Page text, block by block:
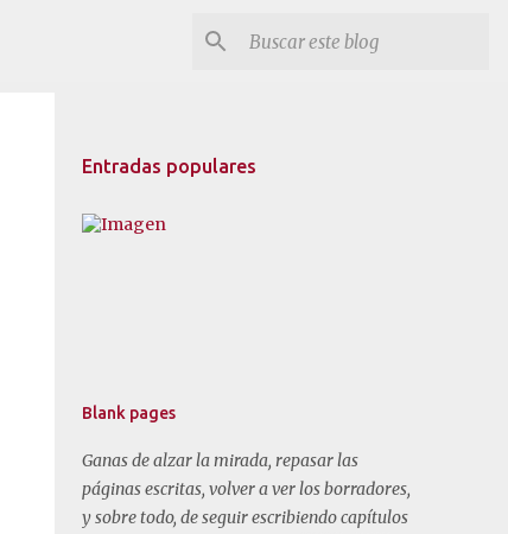
Entradas populares
Blank pages
Ganas de alzar la mirada, repasar las
páginas escritas, volver a ver los borradores,
y sobre todo, de seguir escribiendo capítulos